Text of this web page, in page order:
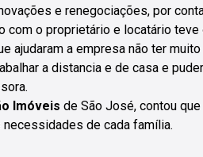
e renegociações, por
com o proprietário e locatário
ajudaram a empresa não ter
a distancia e de casa e
Imóveis de São José, contou
de cada família.